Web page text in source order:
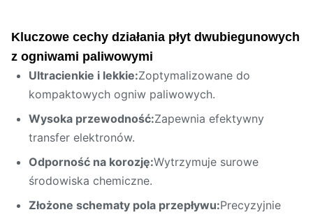
Kluczowe cechy działania płyt dwubiegunowych
z ogniwami paliwowymi
Ultracienkie i lekkie:Zoptymalizowane do
kompaktowych ogniw paliwowych.
Wysoka przewodność:Zapewnia efektywny
transfer elektronów.
Odporność na korozję:Wytrzymuje surowe
środowiska chemiczne.
Złożone schematy pola przepływu:Precyzyjnie